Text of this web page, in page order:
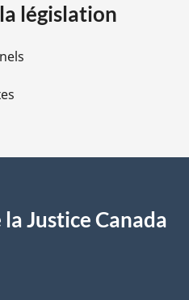
législation
Justice Canada